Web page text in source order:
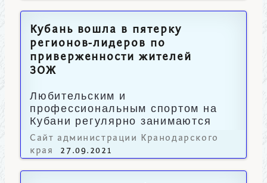
Кубань вошла в пятерку
регионов-лидеров по
приверженности жителей
ЗОЖ
Любительским и
профессиональным спортом на
Кубани регулярно занимаются
около 55% населения.
Сайт администрации Кранодарского
края
27.09.2021